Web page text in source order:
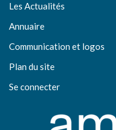
Les Actualités
Annuaire
Communication et logos
Plan du site
Se connecter